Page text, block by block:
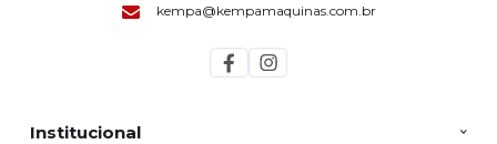
Institucional
kempa@kempamaquinas.com.br